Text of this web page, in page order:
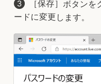
［保存］ボタン
ードに変更します。